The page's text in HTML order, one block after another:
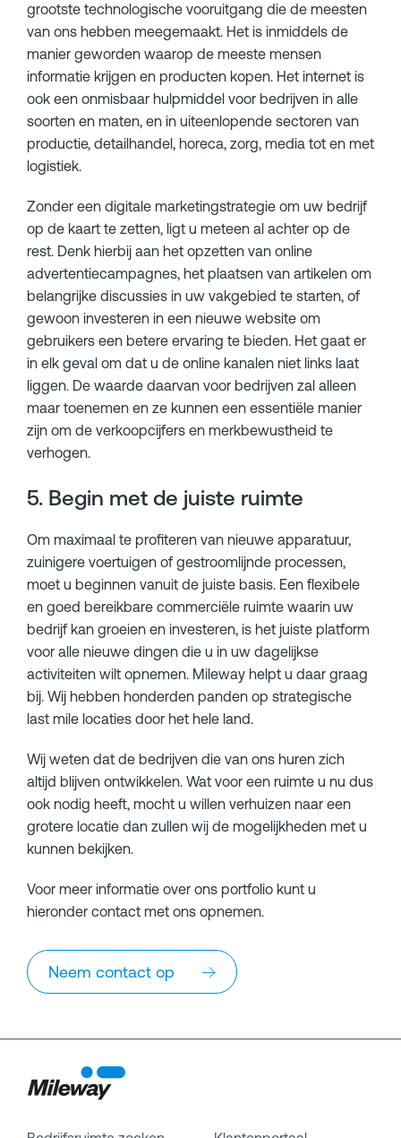
grootste technologische vooruitgang die de meesten
van ons hebben meegemaakt. Het is inmiddels de
manier geworden waarop de meeste mensen
informatie krijgen en producten kopen. Het internet is
ook een onmisbaar hulpmiddel voor bedrijven in alle
soorten en maten, en in uiteenlopende sectoren van
productie, detailhandel, horeca, zorg, media tot en met
logistiek.
Zonder een digitale marketingstrategie om uw bedrijf
op de kaart te zetten, ligt u meteen al achter op de
rest. Denk hierbij aan het opzetten van online
advertentiecampagnes, het plaatsen van artikelen om
belangrijke discussies in uw vakgebied te starten, of
gewoon investeren in een nieuwe website om
gebruikers een betere ervaring te bieden. Het gaat er
in elk geval om dat u de online kanalen niet links laat
liggen. De waarde daarvan voor bedrijven zal alleen
maar toenemen en ze kunnen een essentiële manier
zijn om de verkoopcijfers en merkbewustheid te
verhogen.
5. Begin met de juiste ruimte
Om maximaal te profiteren van nieuwe apparatuur,
zuinigere voertuigen of gestroomlijnde processen,
moet u beginnen vanuit de juiste basis. Een flexibele
en goed bereikbare commerciële ruimte waarin uw
bedrijf kan groeien en investeren, is het juiste platform
voor alle nieuwe dingen die u in uw dagelijkse
activiteiten wilt opnemen. Mileway helpt u daar graag
bij. Wij hebben honderden panden op strategische
last mile locaties door het hele land.
Wij weten dat de bedrijven die van ons huren zich
altijd blijven ontwikkelen. Wat voor een ruimte u nu dus
ook nodig heeft, mocht u willen verhuizen naar een
grotere locatie dan zullen wij de mogelijkheden met u
kunnen bekijken.
Voor meer informatie over ons portfolio kunt u
hieronder contact met ons opnemen.
Neem contact op